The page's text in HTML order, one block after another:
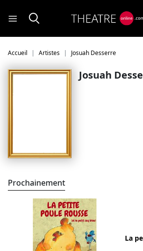
Accueil Artistes Josuah Desserre
Josuah
Prochainement
La